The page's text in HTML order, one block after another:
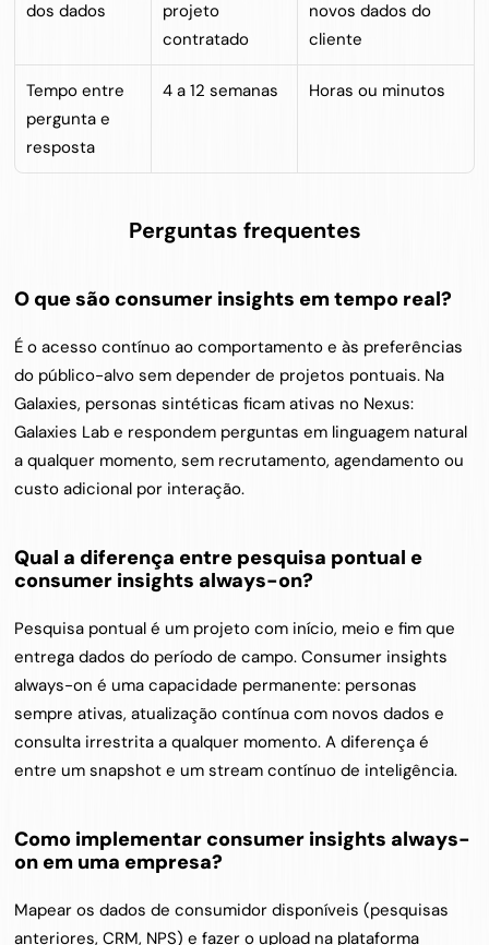
dos dados
projeto
contratado
novos dados do
cliente
Tempo entre
pergunta e
resposta
4 a 12 semanas Horas ou minutos
Perguntas frequentes
O que são consumer insights em tempo real?
É o acesso contínuo ao comportamento e às preferências
do público-alvo sem depender de projetos pontuais. Na
Galaxies, personas sintéticas ficam ativas no Nexus:
Galaxies Lab e respondem perguntas em linguagem natural
a qualquer momento, sem recrutamento, agendamento ou
custo adicional por interação.
Qual a diferença entre pesquisa pontual e
consumer insights always-on?
Pesquisa pontual é um projeto com início, meio e fim que
entrega dados do período de campo. Consumer insights
always-on é uma capacidade permanente: personas
sempre ativas, atualização contínua com novos dados e
consulta irrestrita a qualquer momento. A diferença é
entre um snapshot e um stream contínuo de inteligência.
Como implementar consumer insights always-
on em uma empresa?
Mapear os dados de consumidor disponíveis (pesquisas
anteriores, CRM, NPS) e fazer o upload na plataforma